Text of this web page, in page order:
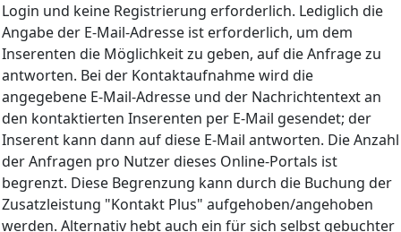
Login und keine Registrierung erforderlich. Lediglich die
Angabe der E-Mail-Adresse ist erforderlich, um dem
Inserenten die Möglichkeit zu geben, auf die Anfrage zu
antworten. Bei der Kontaktaufnahme wird die
angegebene E-Mail-Adresse und der Nachrichtentext an
den kontaktierten Inserenten per E-Mail gesendet; der
Inserent kann dann auf diese E-Mail antworten. Die Anzahl
der Anfragen pro Nutzer dieses Online-Portals ist
begrenzt. Diese Begrenzung kann durch die Buchung der
Zusatzleistung "Kontakt Plus" aufgehoben/angehoben
werden. Alternativ hebt auch ein für sich selbst gebuchter